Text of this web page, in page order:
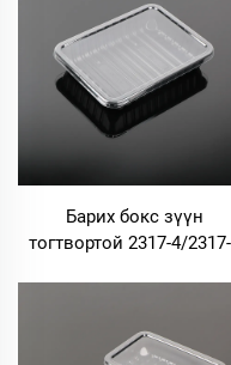
Барих бокс зүүн
тогтвортой 2317-4/